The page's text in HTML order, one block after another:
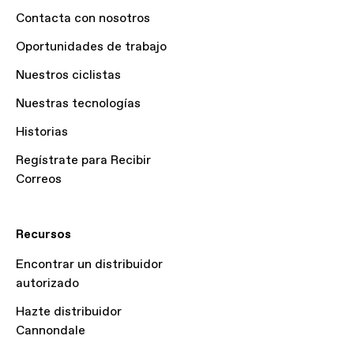
Contacta con nosotros
Oportunidades de trabajo
Nuestros ciclistas
Nuestras tecnologías
Historias
Regístrate para Recibir
Correos
Recursos
Encontrar un distribuidor
autorizado
Hazte distribuidor
Cannondale